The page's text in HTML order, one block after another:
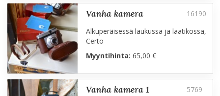
vanha kamera
Alkuperäisessä laukussa ja laatikossa,
Certo
Myyntihinta: 65,00 €
vanha kamera 1